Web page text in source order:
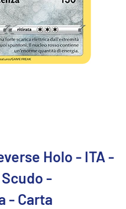
Holo - ITA -
-
- Carta